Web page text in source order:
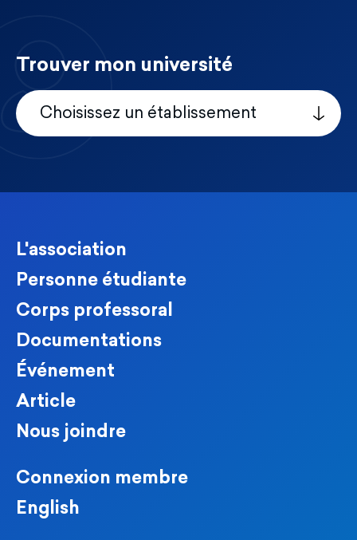
L'association
Personne étudiante
Corps professoral
Documentations
Événement
Article
Nous joindre
Connexion membre
English
Trouver mon université
Choisissez un établissement